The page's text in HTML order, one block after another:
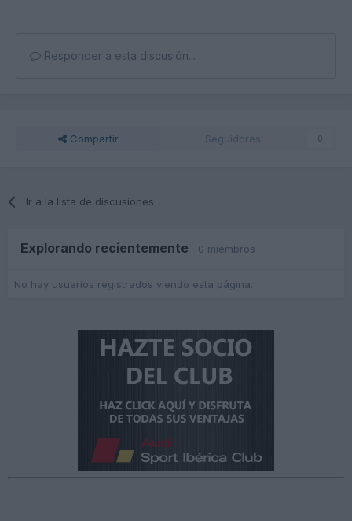
Responder a esta discusión...
Compartir Seguidores 0
Ir a la lista de discusiones
Explorando recientemente 0 miembros
No hay usuarios registrados viendo esta página.